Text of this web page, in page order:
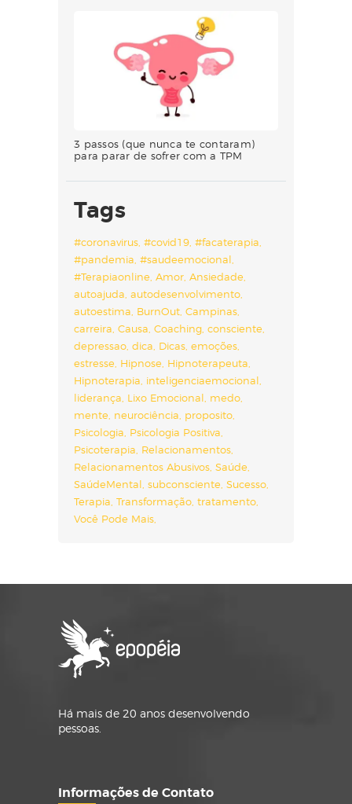
3 passos (que nunca te contaram)
para parar de sofrer com a TPM
Tags
#coronavirus #covid19 #facaterapia
#pandemia #saudeemocional
#Terapiaonline Amor Ansiedade
autoajuda autodesenvolvimento
autoestima BurnOut Campinas
carreira Causa Coaching consciente
depressao dica Dicas emoções
estresse Hipnose Hipnoterapeuta
Hipnoterapia inteligenciaemocional
liderança Lixo Emocional medo
mente neurociência proposito
Psicologia Psicologia Positiva
Psicoterapia Relacionamentos
Relacionamentos Abusivos Saúde
SaúdeMental subconsciente Sucesso
Terapia Transformação tratamento
Você Pode Mais
Há mais de 20 anos desenvolvendo
pessoas.
Informações de Contato